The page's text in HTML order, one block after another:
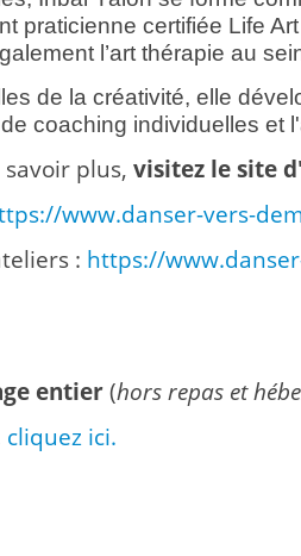
praticienne certifiée Life
l’art thérapie au
de la créativité, elle
coaching individuelles
plus, visitez le site
www.danser-vers-
: https://
entier (hors repas et
cliquez ici.